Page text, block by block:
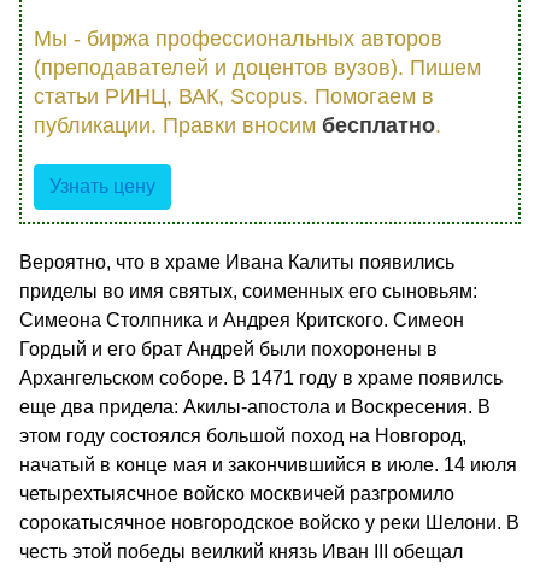
Мы - биржа профессиональных авторов
(преподавателей и доцентов вузов). Пишем
статьи РИНЦ, ВАК, Scopus. Помогаем в
публикации. Правки вносим бесплатно.
Узнать цену
Вероятно, что в храме Ивана Калиты появились
приделы во имя святых, соименных его сыновьям:
Симеона Столпника и Андрея Критского. Симеон
Гордый и его брат Андрей были похоронены в
Архангельском соборе. В 1471 году в храме появилсь
еще два придела: Акилы-апостола и Воскресения. В
этом году состоялся большой поход на Новгород,
начатый в конце мая и закончившийся в июле. 14 июля
четырехтыясчное войско москвичей разгромило
сорокатысячное новгородское войско у реки Шелони. В
честь этой победы веилкий князь Иван III обещал